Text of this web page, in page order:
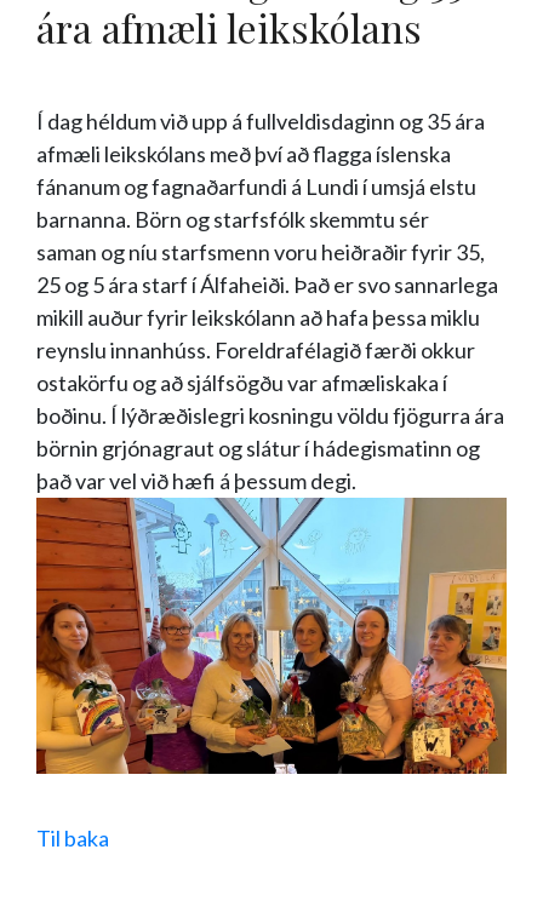
ára afmæli leikskólans
Í dag héldum við upp á fullveldisdaginn og 35 ára
afmæli leikskólans með því að flagga íslenska
fánanum og fagnaðarfundi á Lundi í umsjá elstu
barnanna. Börn og starfsfólk skemmtu sér
saman og níu starfsmenn voru heiðraðir fyrir 35,
25 og 5 ára starf í Álfaheiði. Það er svo sannarlega
mikill auður fyrir leikskólann að hafa þessa miklu
reynslu innanhúss. Foreldrafélagið færði okkur
ostakörfu og að sjálfsögðu var afmæliskaka í
boðinu. Í lýðræðislegri kosningu völdu fjögurra ára
börnin grjónagraut og slátur í hádegismatinn og
það var vel við hæfi á þessum degi.
Til baka